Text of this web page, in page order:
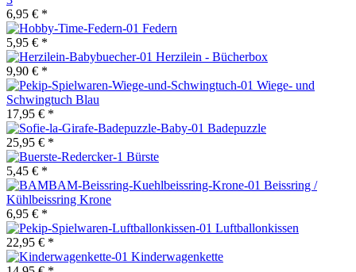
6,95 € *
Federn
5,95 € *
Herzilein - Bücherbox
9,90 € *
Wiege- und
Schwingtuch Blau
17,95 € *
Badepuzzle
25,95 € *
Bürste
5,45 € *
Beissring /
Kühlbeissring Krone
6,95 € *
Luftballonkissen
22,95 € *
Kinderwagenkette